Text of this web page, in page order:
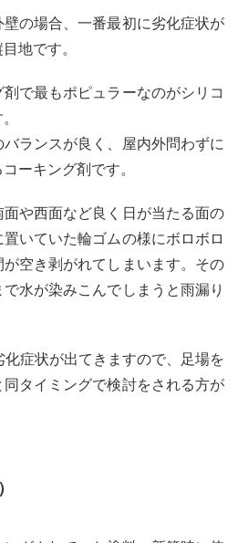
の場合、一番最初に劣化症状が
地です。
で最もポピュラーなのがシリコ
ランスが良く、屋内外問わずに
ーキング剤です。
や西面など良く日が当たる面の
いていた輪ゴムの様にボロボロ
空き剥がれてしまいます。その
水が染みこんでしまうと雨漏り
症状が出てきますので、足場を
タイミングで検討をされる方が